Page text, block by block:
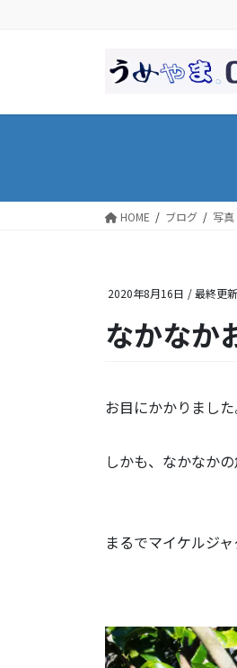
に
ョ
動
HOME ブログ 写真
2020年8月16日 / 最終更
なかなか
お目にかかりました
しかも、なかなかの
まるでマイケルジャ